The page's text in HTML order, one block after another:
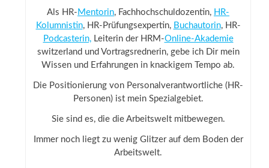
Als HR- Mentorin, Fachhochschuldozentin, HR-
Kolumnistin, HR-Prüfungsexpertin, Buchautorin, HR-
Podcasterin,Leiterin der HRM-Online-Akademie
switzerland und Vortragsrednerin, gebe ich Dir mein
Wissen und Erfahrungen in knackigem Tempo ab.
Die Positionierung von Personalverantwortliche (HR-
Personen) ist mein Spezialgebiet.
Sie sind es, die die Arbeitswelt mitbewegen.
Immer noch liegt zu wenig Glitzer auf dem Boden der
Arbeitswelt.